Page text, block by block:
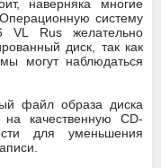
наверняка многие
систему
VL Rus желательно
диск, так как
могут наблюдаться
файл образа диска
качественную CD-
для уменьшения